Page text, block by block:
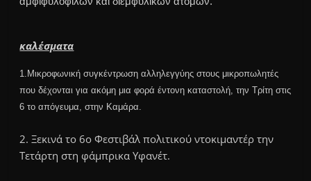
καλέσματα
1.Μικροφωνική συγκέντρωση αλληλεγγύης στους μικροπωλητές
που δέχονται για ακόμη μια φορά έντονη καταστολή, την Τρίτη στις
6 το απόγευμα, στην Καμάρα.
2. Ξεκινά το 6ο Φεστιβάλ πολιτικού ντοκιμαντέρ την
Τετάρτη στη φάμπρικαΥφανέτ.